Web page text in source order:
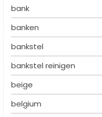
bank
banken
bankstel
bankstel reinigen
beige
belgium